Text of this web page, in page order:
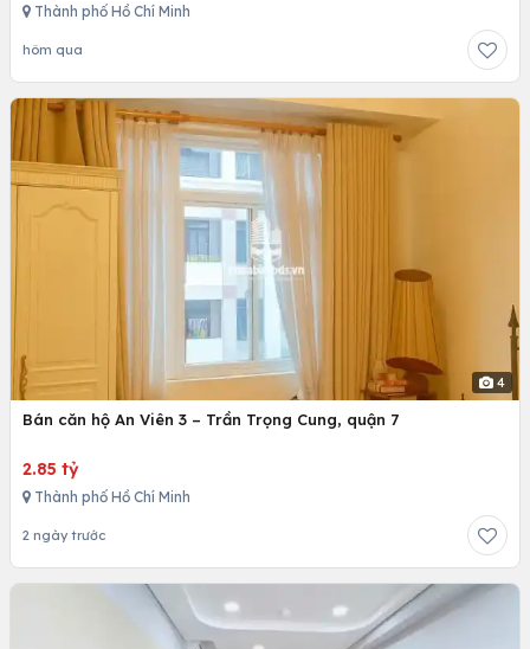
Thành phố Hồ Chí Minh
hôm qua
4
Bán căn hộ An Viên 3 – Trần Trọng Cung, quận 7
2.85 tỷ
Thành phố Hồ Chí Minh
2 ngày trước